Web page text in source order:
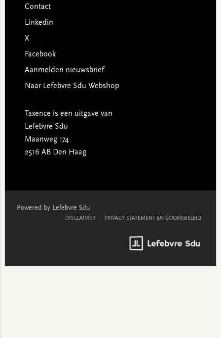
Contact
Linkedin
X
Facebook
Aanmelden nieuwsbrief
Naar Lefebvre Sdu Webshop
Taxence is een uitgave van
Lefebvre Sdu
Maanweg 174
2516 AB Den Haag
Powered by Lefebvre Sdu
DISCLAIMER PRIVACY STATEMENT EN COOKIEBELEID